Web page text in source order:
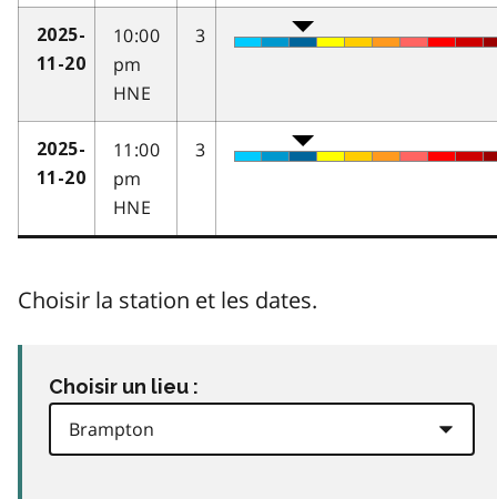
2025-
11-20
10:00
pm
HNE
3
2025-
11-20
11:00
pm
HNE
3
Choisir la station et les dates.
Choisir un lieu :